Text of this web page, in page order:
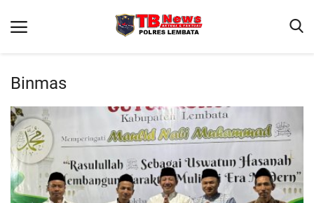
Beranda
Binkam
Terms & Conditions
Giat Ops
Binmas